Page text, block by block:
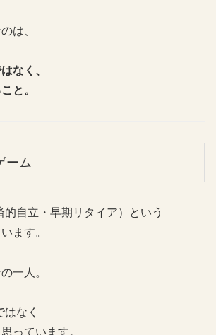
は、
なく、
と。
ーム
自立・早期リタイア）という
ます。
一人。
なく
っています。